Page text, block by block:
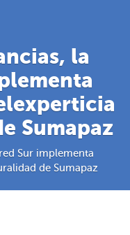
la
Sumapaz
Sur implementa
de Sumapaz